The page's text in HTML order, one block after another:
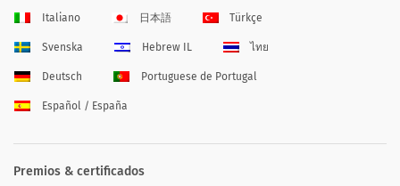
Italiano 日本語 Türkçe
Svenska Hebrew IL ไทย
Deutsch Portuguese de Portugal
Español / España
Premios & certificados